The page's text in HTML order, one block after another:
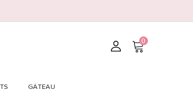
0
GÂTEAU